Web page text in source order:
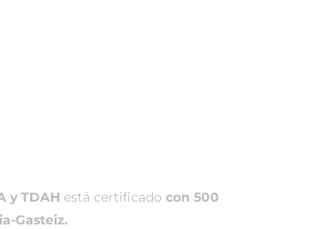
y TDAH está certificado con 500
Gasteiz.